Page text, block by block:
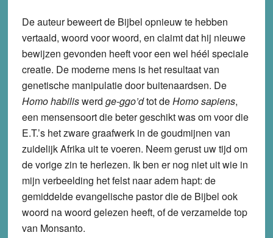
De auteur beweert de Bijbel opnieuw te hebben
vertaald, woord voor woord, en claimt dat hij nieuwe
bewijzen gevonden heeft voor een wel héél speciale
creatie. De moderne mens is het resultaat van
genetische manipulatie door buitenaardsen. De
Homo habiliswerd ge-ggo’dtot deHomo sapiens,
een mensensoort die beter geschikt was om voor die
E.T.’s het zware graafwerk in de goudmijnen van
zuidelijk Afrika uit te voeren. Neem gerust uw tijd om
de vorige zin te herlezen. Ik ben er nog niet uit wie in
mijn verbeelding het felst naar adem hapt: de
gemiddelde evangelische pastor die de Bijbel ook
woord na woord gelezen heeft, of de verzamelde top
van Monsanto.